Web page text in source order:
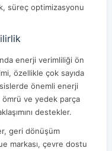
süreç optimizasyonu
enerji verimliliği ön
özellikle çok sayıda
önemli enerji
ömrü ve yedek parça
destekler.
geri dönüşüm
markası, çevre dostu